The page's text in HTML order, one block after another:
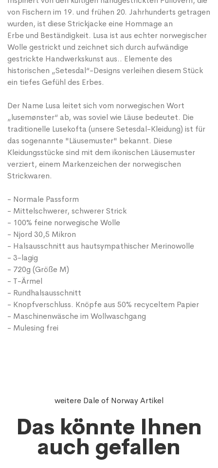
von Fischern im 19. und frühen 20. Jahrhunderts getragen
wurden, ist diese Strickjacke eine Hommage an
Erbe und Beständigkeit. Lusa ist aus echter norwegischer
Wolle gestrickt und zeichnet sich durch aufwändige
gestrickte Handwerkskunst aus.. Elemente des
historischen „Setesdal“-Designs verleihen diesem Stück
ein tiefes Gefühl des Erbes.
Der Name Lusa leitet sich vom norwegischen Wort
„lusemønster“ ab, was soviel wie Läuse bedeutet. Die
traditionelle Lusekofta (unsere Setesdal-Kleidung) ist für
das sogenannte "Läusemuster" bekannt. Diese
Kleidungsstücke sind mit dem ikonischen Läusemuster
verziert, einem Markenzeichen der norwegischen
Strickwaren.
- Normale Passform
- Mittelschwerer, schwerer Strick
- 100% feine norwegische Wolle
- Njord 30,5 Mikron
- Halsausschnitt aus hautsympathischer Merinowolle
- 3-lagig
- 720g (Größe M)
- T-Ärmel
- Rundhalsausschnitt
- Knopfverschluss. Knöpfe aus 50% recyceltem Papier
- Maschinenwäsche im Wollwaschgang
- Mulesing frei
weitere Dale of Norway Artikel
Das könnte Ihnen
auch gefallen